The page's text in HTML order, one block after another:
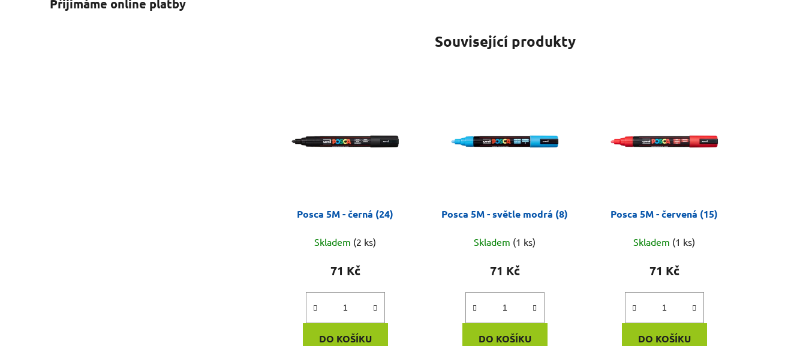
Přijímáme online platby
Související produkty
Posca 5M - černá (24)
Skladem (2 ks)
71 Kč
DO KOŠÍKU
Posca 5M - světle modrá (8)
Skladem (1 ks)
71 Kč
DO KOŠÍKU
Posca 5M - červená (15)
Skladem (1 ks)
71 Kč
DO KOŠÍKU